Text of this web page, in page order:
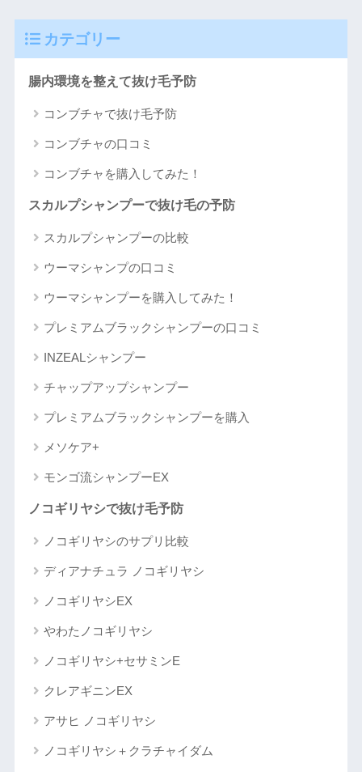
カテゴリー
腸内環境を整えて抜け毛予防
コンブチャで抜け毛予防
コンブチャの口コミ
コンブチャを購入してみた！
スカルプシャンプーで抜け毛の予防
スカルプシャンプーの比較
ウーマシャンプの口コミ
ウーマシャンプーを購入してみた！
プレミアムブラックシャンプーの口コミ
INZEALシャンプー
チャップアップシャンプー
プレミアムブラックシャンプーを購入
メソケア+
モンゴ流シャンプーEX
ノコギリヤシで抜け毛予防
ノコギリヤシのサプリ比較
ディアナチュラ ノコギリヤシ
ノコギリヤシEX
やわたノコギリヤシ
ノコギリヤシ+セサミンE
クレアギニンEX
アサヒ ノコギリヤシ
ノコギリヤシ＋クラチャイダム